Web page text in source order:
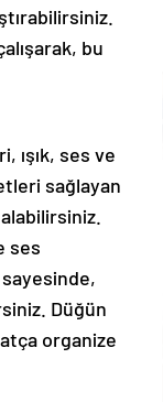
bu
ışık, ses ve
sağlayan
ses
Düğün
organize